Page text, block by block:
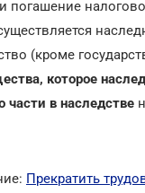
погашение
(кроме
которое
части в наследстве
Прекратить